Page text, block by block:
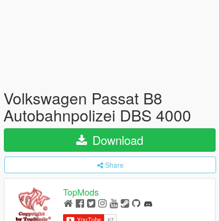
Volkswagen Passat B8
Autobahnpolizei DBS 4000
Download
Share
TopMods